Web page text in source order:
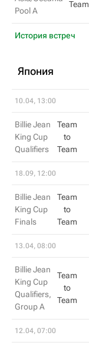
Pool A
Team
История встреч
Япония
10.04, 13:00
Billie Jean
King Cup
Qualifiers
Team
to
Team
18.09, 12:00
Billie Jean
King Cup
Finals
Team
to
Team
13.04, 08:00
Billie Jean
King Cup
Qualifiers,
Group A
Team
to
Team
12.04, 07:00